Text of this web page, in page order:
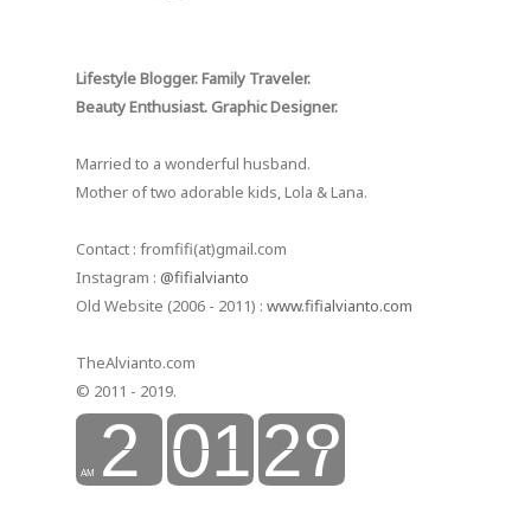
Lifestyle Blogger. Family Traveler.
Beauty Enthusiast. Graphic Designer.
Married to a wonderful husband.
Mother of two adorable kids, Lola & Lana.
Contact : fromfifi(at)gmail.com
Instagram : @fifialvianto
Old Website (2006 - 2011) : www.fifialvianto.com
TheAlvianto.com
© 2011 - 2019.